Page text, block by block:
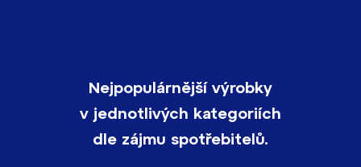
Nejpopulárnější výrobky
v jednotlivých kategoriích
dle zájmu spotřebitelů.